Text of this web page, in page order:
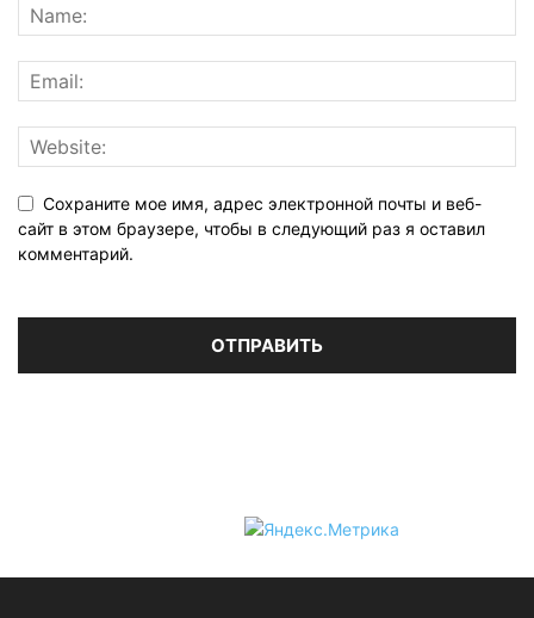
Сохраните мое имя, адрес электронной почты и веб-
сайт в этом браузере, чтобы в следующий раз я оставил
комментарий.